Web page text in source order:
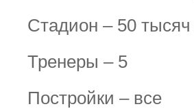
Стадион – 50 тысяч
Тренеры – 5
Постройки – все